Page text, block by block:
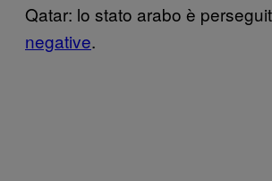
Qatar: lo stato arabo è
negative.